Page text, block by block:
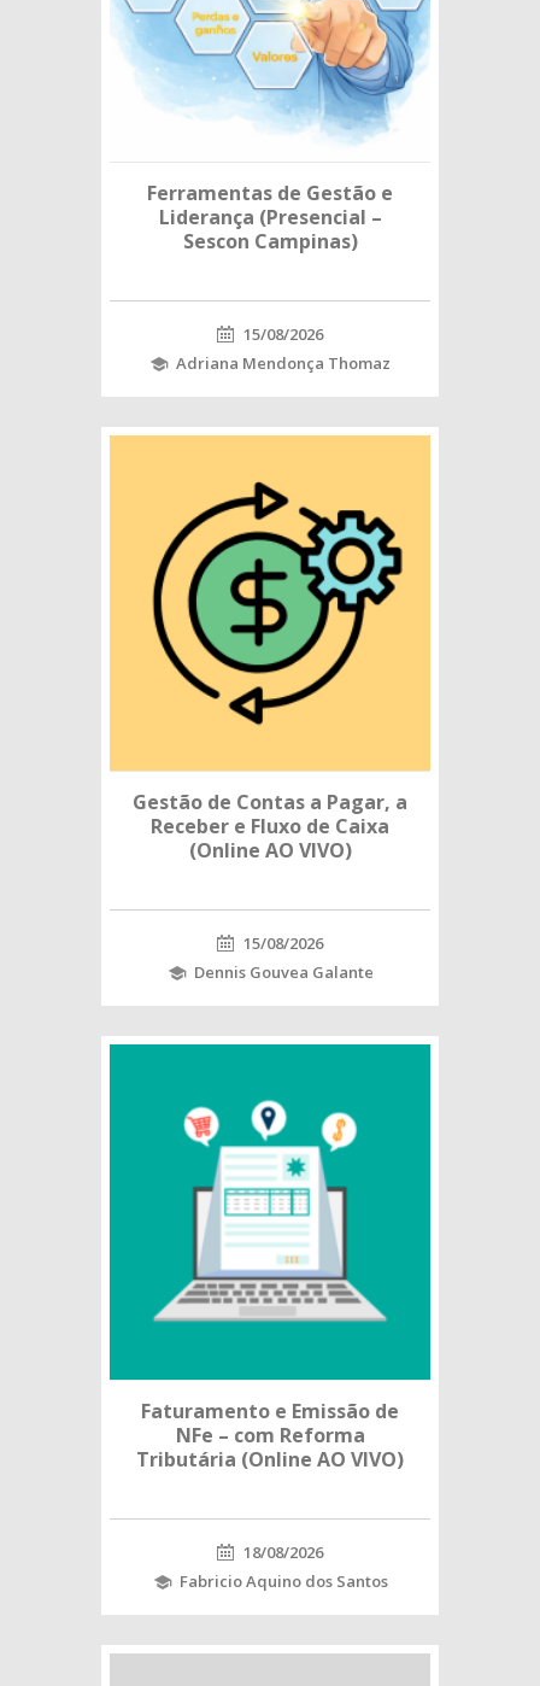
Ferramentas de Gestão e
Liderança (Presencial –
Sescon Campinas)
15/08/2026
Adriana Mendonça Thomaz
Gestão de Contas a Pagar, a
Receber e Fluxo de Caixa
(Online AO VIVO)
15/08/2026
Dennis Gouvea Galante
Faturamento e Emissão de
NFe – com Reforma
Tributária (Online AO VIVO)
18/08/2026
Fabricio Aquino dos Santos